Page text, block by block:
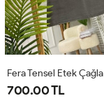
Fera Tensel Etek Çağla
700.00 TL